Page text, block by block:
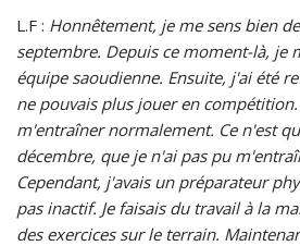
L.F : Honnêtement, je me sens bien
septembre. Depuis ce moment-là, je
équipe saoudienne. Ensuite, j'ai été
ne pouvais plus jouer en
m'entraîner normalement. Ce n'est
décembre, que je n'ai pas pu
Cependant, j'avais un préparateur
pas inactif. Je faisais du travail à la
des exercices sur le terrain.